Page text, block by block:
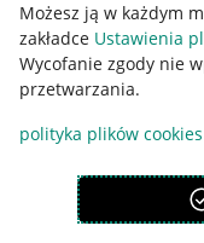
Możesz ją w każdym
zakładce Ustawienia
Wycofanie zgody nie
przetwarzania.
polityka plików cookies
Korzystanie z serwisu